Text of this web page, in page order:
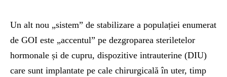
Un alt nou „sistem” de stabilizare a populației enumerat
de GOI este „accentul” pe dezgroparea steriletelor
hormonale și de cupru, dispozitive intrauterine (DIU)
care sunt implantate pe cale chirurgicală în uter, timp